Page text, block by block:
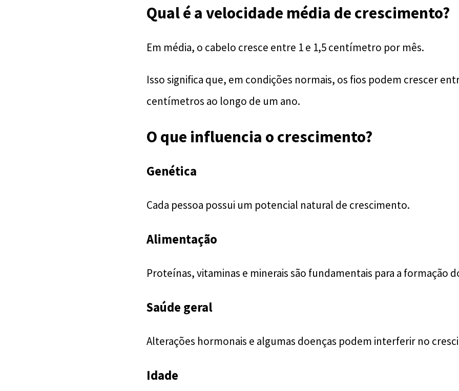
Qual é a velocidade média de crescimento?
Em média, o cabelo cresce entre 1 e 1,5 centímetro por mês.
Isso significa que, em condições normais, os fios podem crescer
centímetros ao longo de um ano.
O que influencia o crescimento?
Genética
Cada pessoa possui um potencial natural de crescimento.
Alimentação
Proteínas, vitaminas e minerais são fundamentais para a formação
Saúde geral
Alterações hormonais e algumas doenças podem interferir no
Idade